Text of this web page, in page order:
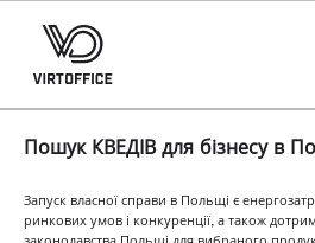
Пошук КВЕДІВ для бізнесу в
Запуск власної справи в Польщі є
ринкових умов і конкуренції, а також